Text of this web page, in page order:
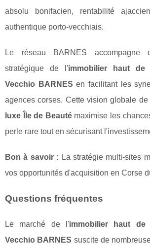
absolu bonifacien, rentabilité
authentique porto-vecchiais.
Le réseau BARNES accompagne
stratégique de l'immobilier haut de
Vecchio BARNES en facilitant les
agences corses. Cette vision globale de
luxe Île de Beautémaximise les
perle rare tout en sécurisant
Bon à savoir : La stratégie multi-sites
vos opportunités d'acquisition en Corse
Questions fréquentes
Le marché de l'immobilier haut de
Vecchio BARNES suscite de